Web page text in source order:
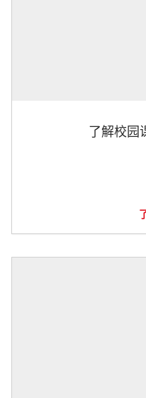
了解校园